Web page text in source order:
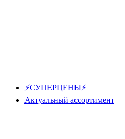
⚡СУПЕРЦЕНЫ⚡
Актуальный ассортимент